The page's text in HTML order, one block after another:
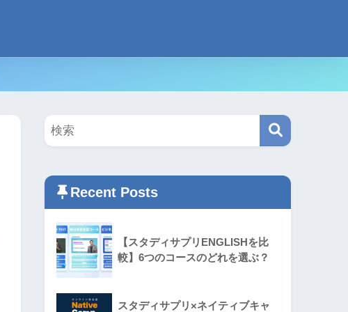
Recent Posts
【スタディサプリENGLISHを比
較】6つのコースのどれを選ぶ？
スタディサプリ×ネイティブキャ